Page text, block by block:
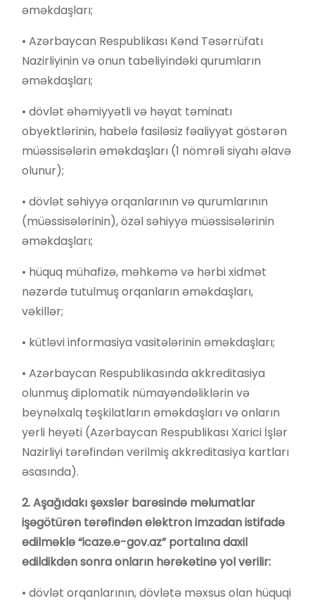
əməkdaşları;
• Azərbaycan Respublikası Kənd Təsərrüfatı
Nazirliyinin və onun tabeliyindəki qurumların
əməkdaşları;
• dövlət əhəmiyyətli və həyat təminatı
obyektlərinin, habelə fasiləsiz fəaliyyət göstərən
müəssisələrin əməkdaşları (1 nömrəli siyahı əlavə
olunur);
• dövlət səhiyyə orqanlarının və qurumlarının
(müəssisələrinin), özəl səhiyyə müəssisələrinin
əməkdaşları;
• hüquq mühafizə, məhkəmə və hərbi xidmət
nəzərdə tutulmuş orqanların əməkdaşları,
vəkillər;
• kütləvi informasiya vasitələrinin əməkdaşları;
• Azərbaycan Respublikasında akkreditasiya
olunmuş diplomatik nümayəndəliklərin və
beynəlxalq təşkilatların əməkdaşları və onların
yerli heyəti (Azərbaycan Respublikası Xarici İşlər
Nazirliyi tərəfindən verilmiş akkreditasiya kartları
əsasında).
2. Aşağıdakı şəxslər barəsində məlumatlar
işəgötürən tərəfindən elektron imzadan istifadə
edilməklə “icaze.e-gov.az” portalına daxil
edildikdən sonra onların hərəkətinə yol verilir:
• dövlət orqanlarının, dövlətə məxsus olan hüquqi